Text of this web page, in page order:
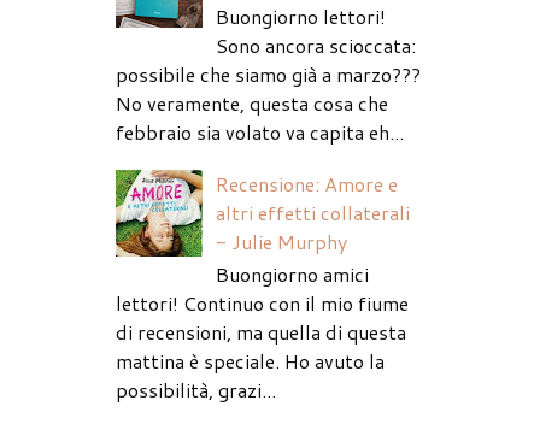
Buongiorno lettori!
Sono ancora scioccata:
possibile che siamo già a marzo???
No veramente, questa cosa che
febbraio sia volato va capita eh...
Recensione: Amore e
altri effetti collaterali
- Julie Murphy
Buongiorno amici
lettori! Continuo con il mio fiume
di recensioni, ma quella di questa
mattina è speciale. Ho avuto la
possibilità, grazi...